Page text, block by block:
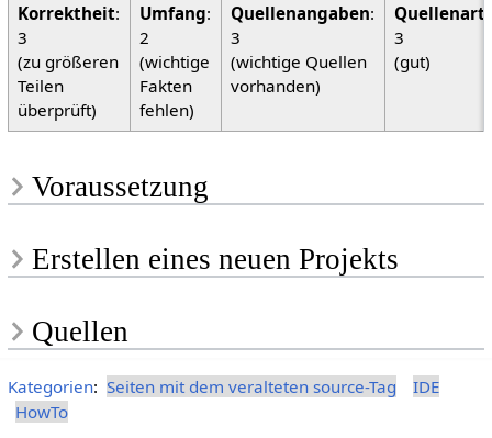
Korrektheit:
3
(zu größeren
Teilen
überprüft)
Umfang:
2
(wichtige
Fakten
fehlen)
Quellenangaben:
3
(wichtige Quellen
vorhanden)
3
(gut)
Voraussetzung
Erstellen eines neuen Projekts
Quellen
Kategorien: Seiten mit dem veralteten source-Tag
IDE
HowTo